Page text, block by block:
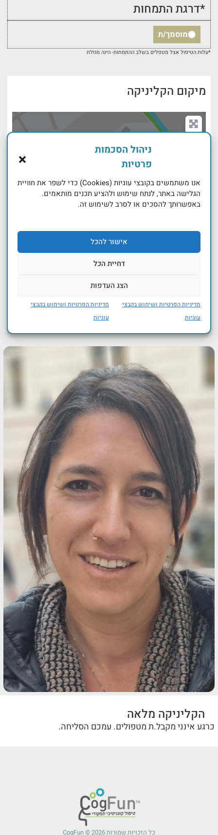
ניהול הסכמות
פרטיות
אנו משתמשים בקובצי עוגיות (Cookies) כדי לשפר את חוויית
הגלישה באתר, לנתח שימוש ולהציע תכנים מותאמים.
באפשרותך להסכים או לסרב לשימוש זה.
אישור להכל
דחיית הכל
הצג העדפות
מדיניות הפרטיות ושימוש בקבצי
עוגיות
מדיניות הפרטיות ושימוש בקבצי
עוגיות
*דרגת התמחות
מוסמך/ת
*עלות הטיפול אצל מטפלים בשלב ההתמחות- הינה מוזלת
מיקום הקליניקה
הקליניקה מלאה
כרגע אינני מקבל.ת מטפולים. עמכם הסליחה.
כל הזכויות שמורות 2026 © CogFun